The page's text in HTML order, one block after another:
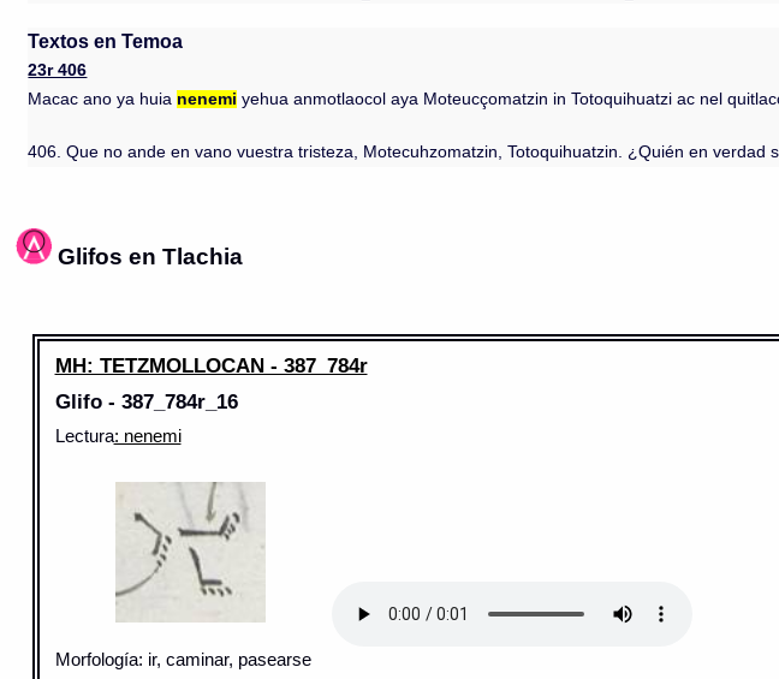
Textos en Temoa
23r 406
Macac ano ya huia nenemi yehua anmotlaocol aya Moteucçomatzin in Totoquihuatzi ac nel
406. Que no ande en vano vuestra tristeza, Motecuhzomatzin, Totoquihuatzin. ¿Quién en
Glifos en Tlachia
MH: TETZMOLLOCAN - 387_784r
Glifo - 387_784r_16
Lectura: nenemi
Morfología: ir, caminar, pasearse